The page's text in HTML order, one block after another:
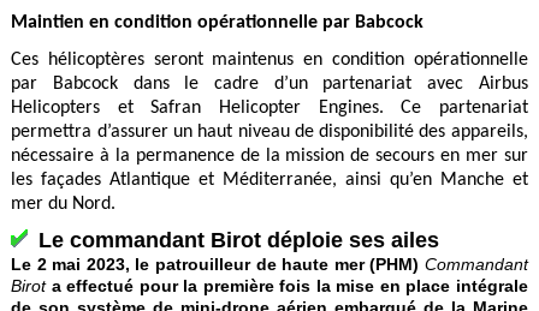
Maintien en condition opérationnelle par Babcock
Ces hélicoptères seront maintenus en condition opérationnelle
par Babcock dans le cadre d’un partenariat avec Airbus
Helicopters et Safran Helicopter Engines. Ce partenariat
permettra d’assurer un haut niveau de disponibilité des appareils,
nécessaire à la permanence de la mission de secours en mer sur
les façades Atlantique et Méditerranée, ainsi qu’en Manche et
mer du Nord.
Le commandant Birot déploie ses ailes
Le 2 mai 2023, le patrouilleur de haute mer (PHM) Commandant
Birot a effectué pour la première fois la mise en place intégrale